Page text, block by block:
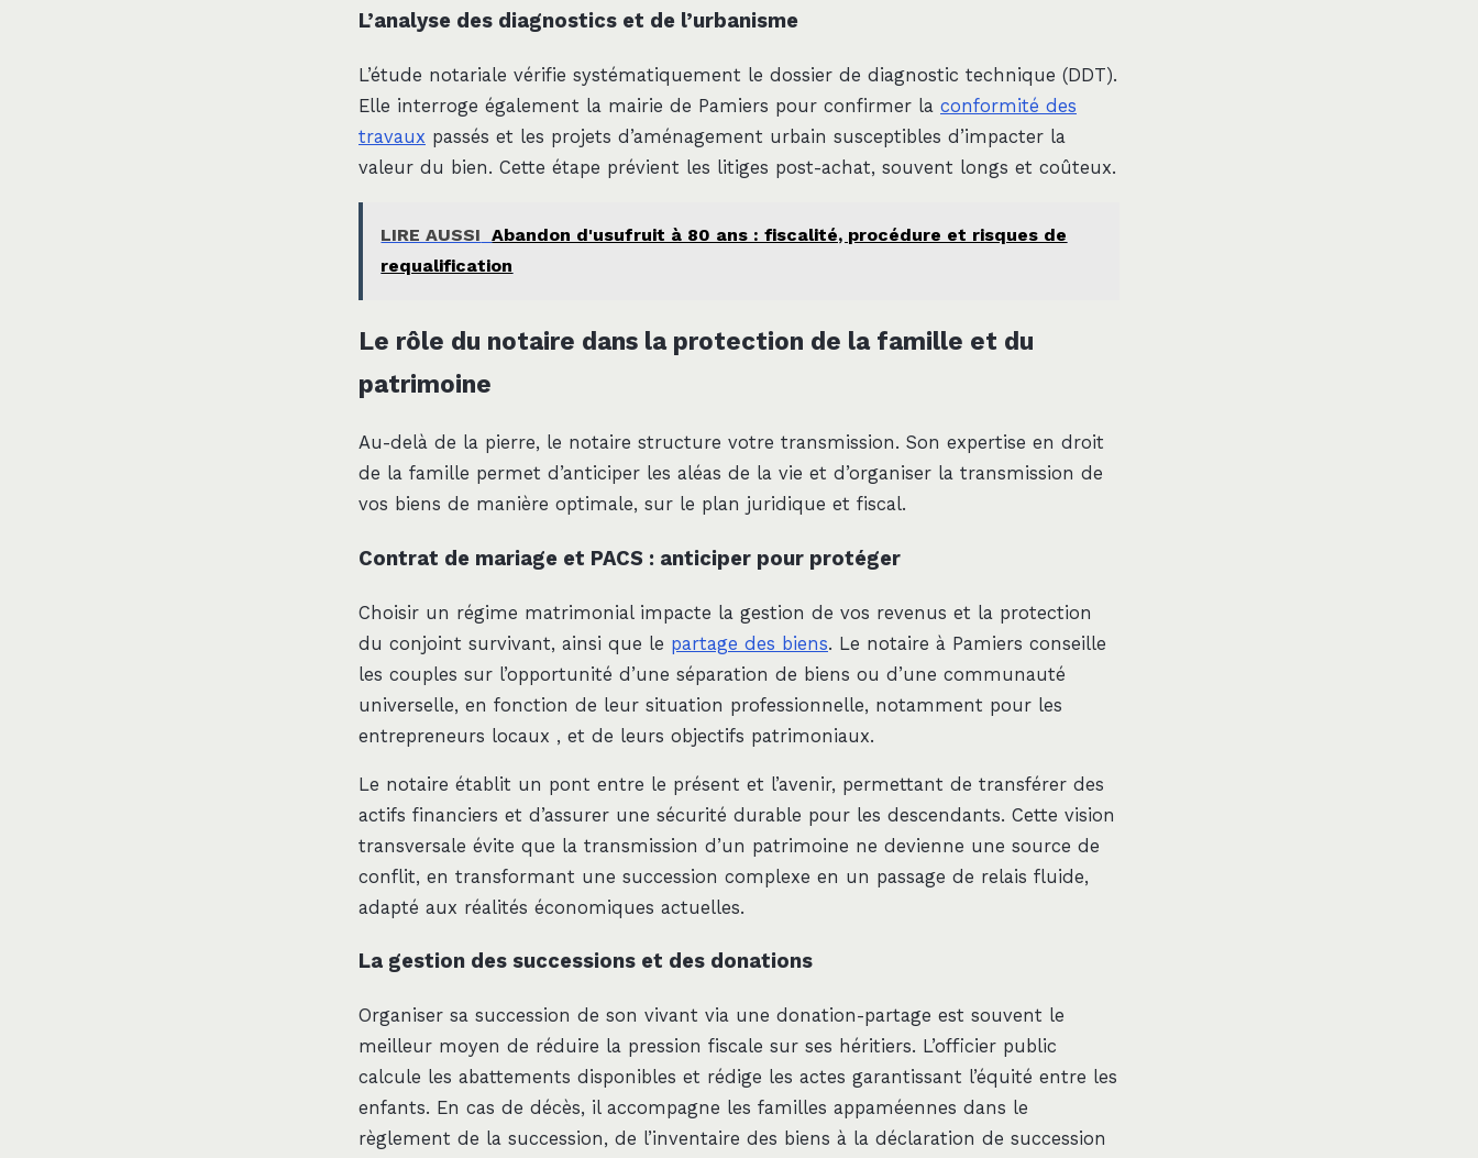
L’analyse des diagnostics et de l’urbanisme
L’étude notariale vérifie systématiquement le dossier de diagnostic technique (DDT).
Elle interroge également la mairie de Pamiers pour confirmer la conformité des
travaux passés et les projets d’aménagement urbain susceptibles d’impacter la
valeur du bien. Cette étape prévient les litiges post-achat, souvent longs et coûteux.
LIRE AUSSI
Abandon d'usufruit à 80 ans : fiscalité, procédure et risques de
requalification
Le rôle du notaire dans la protection de la famille et du
patrimoine
Au-delà de la pierre, le notaire structure votre transmission. Son expertise en droit
de la famille permet d’anticiper les aléas de la vie et d’organiser la transmission de
vos biens de manière optimale, sur le plan juridique et fiscal.
Contrat de mariage et PACS : anticiper pour protéger
Choisir un régime matrimonial impacte la gestion de vos revenus et la protection
du conjoint survivant, ainsi que le partage des biens. Le notaire à Pamiers conseille
les couples sur l’opportunité d’une séparation de biens ou d’une communauté
universelle, en fonction de leur situation professionnelle, notamment pour les
entrepreneurs locaux , et de leurs objectifs patrimoniaux.
Le notaire établit un pont entre le présent et l’avenir, permettant de transférer des
actifs financiers et d’assurer une sécurité durable pour les descendants. Cette vision
transversale évite que la transmission d’un patrimoine ne devienne une source de
conflit, en transformant une succession complexe en un passage de relais fluide,
adapté aux réalités économiques actuelles.
La gestion des successions et des donations
Organiser sa succession de son vivant via une donation-partage est souvent le
meilleur moyen de réduire la pression fiscale sur ses héritiers. L’officier public
calcule les abattements disponibles et rédige les actes garantissant l’équité entre les
enfants. En cas de décès, il accompagne les familles appaméennes dans le
règlement de la succession, de l’inventaire des biens à la déclaration de succession